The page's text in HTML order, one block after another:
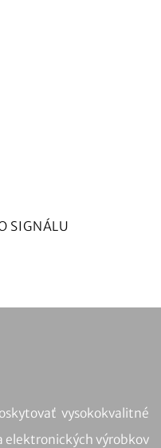
SIGNÁLU
vysokokvalitné
elektronických výrobkov